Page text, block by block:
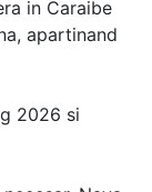
in Caraibe
apartinand
2026 si